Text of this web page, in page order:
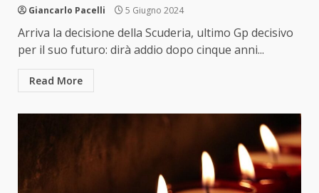
Giancarlo Pacelli 5 Giugno 2024
Arriva la decisione della Scuderia, ultimo Gp decisivo
per il suo futuro: dirà addio dopo cinque anni...
Read More